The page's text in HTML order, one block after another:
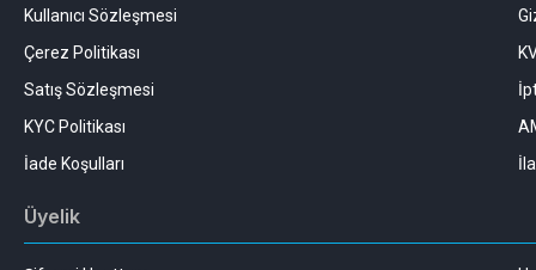
Kullanıcı Sözleşmesi
Çerez Politikası
Satış Sözleşmesi
KYC Politikası
İade Koşulları
Üyelik